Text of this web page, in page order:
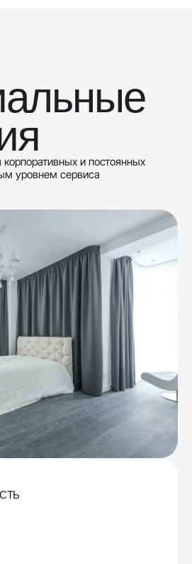
и постоянных
уровнем сервиса